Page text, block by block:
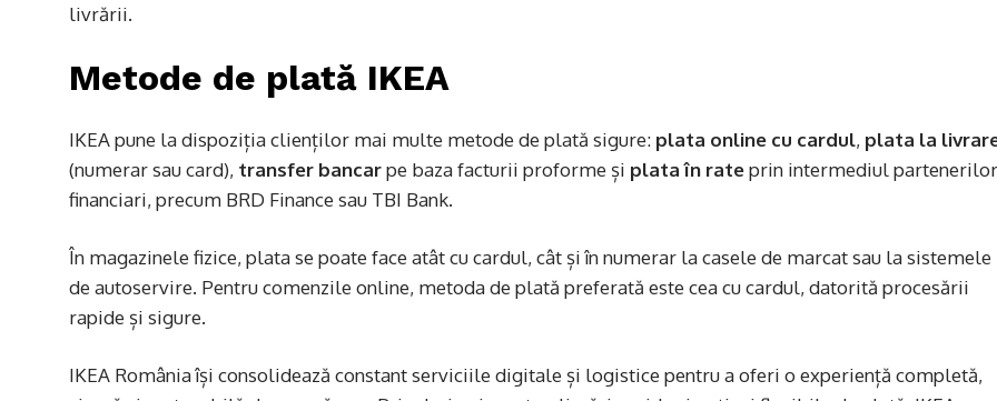
livrării.
Metode de plată IKEA
IKEA pune la dispoziția clienților mai multe metode de plată sigure: plata online cu cardul, plata la
(numerar sau card), transfer bancarpe baza facturii proforme și plata în rateprin intermediul partenerilor
financiari, precum BRD Finance sau TBI Bank.
În magazinele fizice, plata se poate face atât cu cardul, cât și în numerar la casele de marcat sau la sistemele
de autoservire. Pentru comenzile online, metoda de plată preferată este cea cu cardul, datorită procesării
rapide și sigure.
IKEA România își consolidează constant serviciile digitale și logistice pentru a oferi o experiență completă,